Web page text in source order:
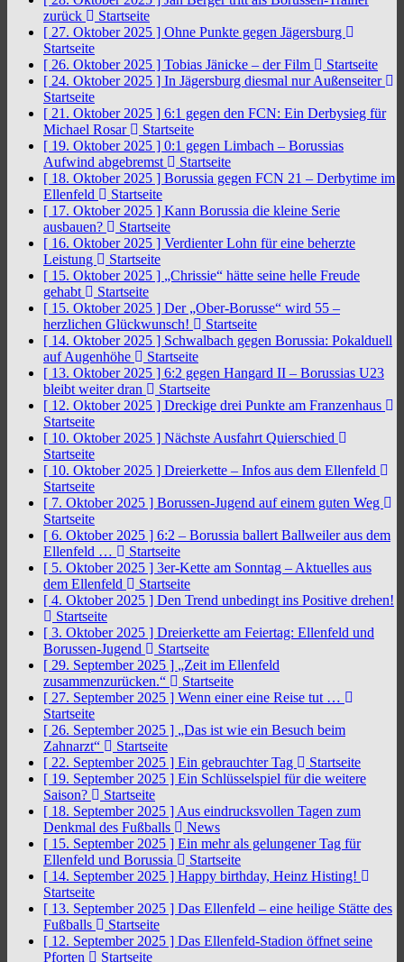
zurück
Startseite
[ 27. Oktober 2025 ] Ohne Punkte gegen Jägersburg
Startseite
[ 26. Oktober 2025 ] Tobias Jänicke – der Film
Startseite
[ 24. Oktober 2025 ] In Jägersburg diesmal nur Außenseiter
Startseite
[ 21. Oktober 2025 ] 6:1 gegen den FCN: Ein Derbysieg für
Michael Rosar
Startseite
[ 19. Oktober 2025 ] 0:1 gegen Limbach – Borussias
Aufwind abgebremst
Startseite
[ 18. Oktober 2025 ] Borussia gegen FCN 21 – Derbytime im
Ellenfeld
Startseite
[ 17. Oktober 2025 ] Kann Borussia die kleine Serie
ausbauen?
Startseite
[ 16. Oktober 2025 ] Verdienter Lohn für eine beherzte
Leistung
Startseite
[ 15. Oktober 2025 ] „Chrissie“ hätte seine helle Freude
gehabt
Startseite
[ 15. Oktober 2025 ] Der „Ober-Borusse“ wird 55 –
herzlichen Glückwunsch!
Startseite
[ 14. Oktober 2025 ] Schwalbach gegen Borussia: Pokalduell
auf Augenhöhe
Startseite
[ 13. Oktober 2025 ] 6:2 gegen Hangard II – Borussias U23
bleibt weiter dran
Startseite
[ 12. Oktober 2025 ] Dreckige drei Punkte am Franzenhaus
Startseite
[ 10. Oktober 2025 ] Nächste Ausfahrt Quierschied
Startseite
[ 10. Oktober 2025 ] Dreierkette – Infos aus dem Ellenfeld
Startseite
[ 7. Oktober 2025 ] Borussen-Jugend auf einem guten Weg
Startseite
[ 6. Oktober 2025 ] 6:2 – Borussia ballert Ballweiler aus dem
Ellenfeld …
Startseite
[ 5. Oktober 2025 ] 3er-Kette am Sonntag – Aktuelles aus
dem Ellenfeld
Startseite
[ 4. Oktober 2025 ] Den Trend unbedingt ins Positive drehen!
Startseite
[ 3. Oktober 2025 ] Dreierkette am Feiertag: Ellenfeld und
Borussen-Jugend
Startseite
[ 29. September 2025 ] „Zeit im Ellenfeld
zusammenzurücken.“
Startseite
[ 27. September 2025 ] Wenn einer eine Reise tut …
Startseite
[ 26. September 2025 ] „Das ist wie ein Besuch beim
Zahnarzt“
Startseite
[ 22. September 2025 ] Ein gebrauchter Tag
Startseite
[ 19. September 2025 ] Ein Schlüsselspiel für die weitere
Saison?
Startseite
[ 18. September 2025 ] Aus eindrucksvollen Tagen zum
Denkmal des Fußballs
News
[ 15. September 2025 ] Ein mehr als gelungener Tag für
Ellenfeld und Borussia
Startseite
[ 14. September 2025 ] Happy birthday, Heinz Histing!
Startseite
[ 13. September 2025 ] Das Ellenfeld – eine heilige Stätte des
Fußballs
Startseite
[ 12. September 2025 ] Das Ellenfeld-Stadion öffnet seine
Pforten
Startseite